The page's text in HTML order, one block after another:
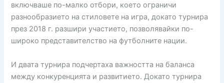
включваше по-малко отбори, което ограничи
разнообразието на стиловете на игра, докато турнира
през 2018 г. разшири участието, позволявайки по-
широко представителство на футболните нации.
И двата турнира подчертаха важността на баланса
между конкуренцията и развитието. Докато турнира